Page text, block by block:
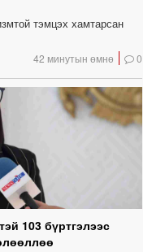
тэмцэх хамтарсан
42 минутын өмнө 0
103 бүртгэлээс